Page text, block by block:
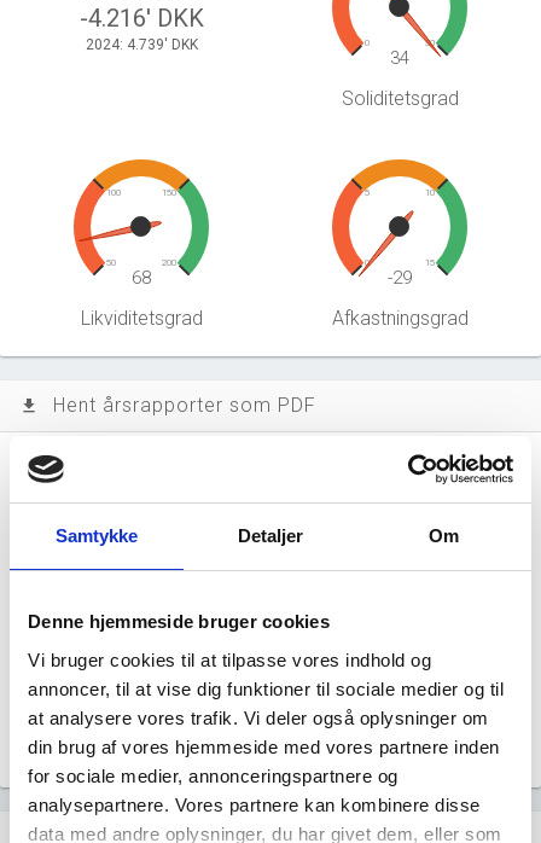
Samtykke Detaljer Om
Denne hjemmeside bruger cookies
Vi bruger cookies til at tilpasse vores indhold og
annoncer, til at vise dig funktioner til sociale medier og til
at analysere vores trafik. Vi deler også oplysninger om
din brug af vores hjemmeside med vores partnere inden
for sociale medier, annonceringspartnere og
analysepartnere. Vores partnere kan kombinere disse
data med andre oplysninger, du har givet dem, eller som
-4.216' DKK
2024: 4.739' DKK 0 30
34
Soliditetsgrad
50
100 150
200
68
Likviditetsgrad
0
5 10
15
-29
Afkastningsgrad
file_download Hent årsrapporter som PDF
Årsrapporten 2025-12 file_download
Årsrapporten 2024-12
Årsrapporten 2022-12
Årsrapporten 2021-12
assignment Regnskaber